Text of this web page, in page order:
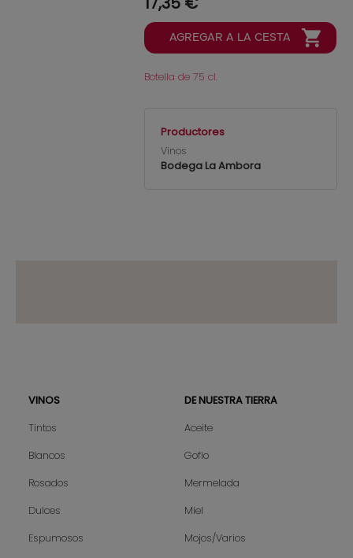
Botella de 75 cl.
Productores
Vinos
Bodega La Ambora
Sitemap
VINOS
Tintos
Blancos
Rosados
Dulces
Espumosos
DE NUESTRA TIERRA
Aceite
Gofio
Mermelada
Miel
Mojos/Varios